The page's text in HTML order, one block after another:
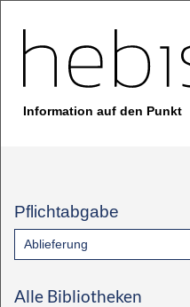
Information auf den Punkt
Pflichtabgabe
Ablieferung
Alle Bibliotheken